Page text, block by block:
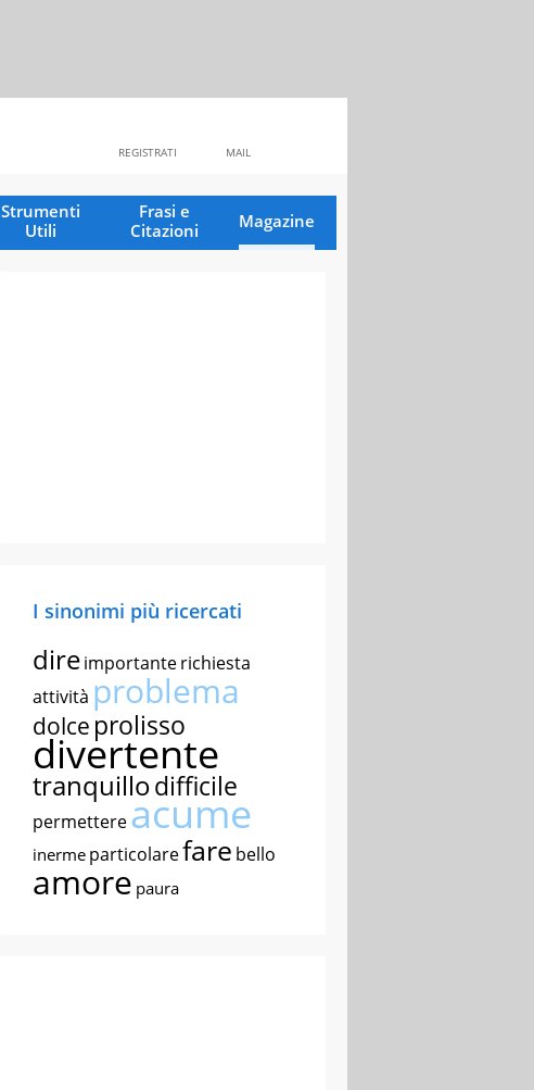
MAIL
REGISTRATI
Strumenti
Utili
Frasi e
Citazioni
Magazine
I sinonimi più ricercati
direimportanterichiesta
attività problema
dolce prolisso
divertente
tranquillodifficile
permettereacume
inerme particolarefare bello
amore paura